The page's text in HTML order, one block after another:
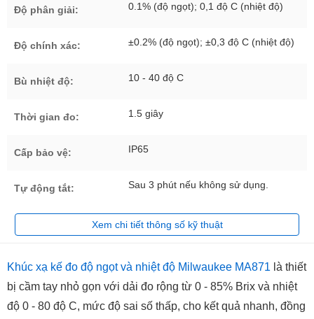
Độ phân giải: 0.1% (độ ngọt); 0,1 độ C (nhiệt độ)
Độ chính xác: ±0.2% (độ ngọt); ±0,3 độ C (nhiệt độ)
Bù nhiệt độ: 10 - 40 độ C
Thời gian đo: 1.5 giây
Cấp bảo vệ: IP65
Tự động tắt: Sau 3 phút nếu không sử dụng.
Xem chi tiết thông số kỹ thuật
Khúc xạ kế đo độ ngọt và nhiệt độ Milwaukee MA871 là thiết
bị cầm tay nhỏ gọn với dải đo rộng từ 0 - 85% Brix và nhiệt
độ 0 - 80 độ C, mức độ sai số thấp, cho kết quả nhanh, đồng